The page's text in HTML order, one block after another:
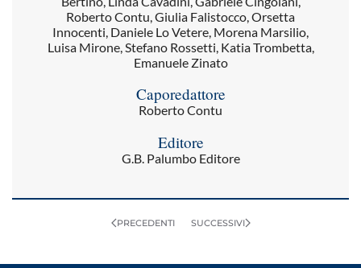
Roberto Contu, Giulia Falistocco, Orsetta
Innocenti, Daniele Lo Vetere, Morena Marsilio,
Luisa Mirone, Stefano Rossetti, Katia Trombetta,
Emanuele Zinato
Caporedattore
Roberto Contu
Editore
G.B. Palumbo Editore
PRECEDENTI SUCCESSIVI